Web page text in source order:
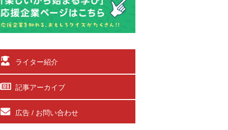
ライター紹介
記事アーカイブ
広告 / お問い合わせ